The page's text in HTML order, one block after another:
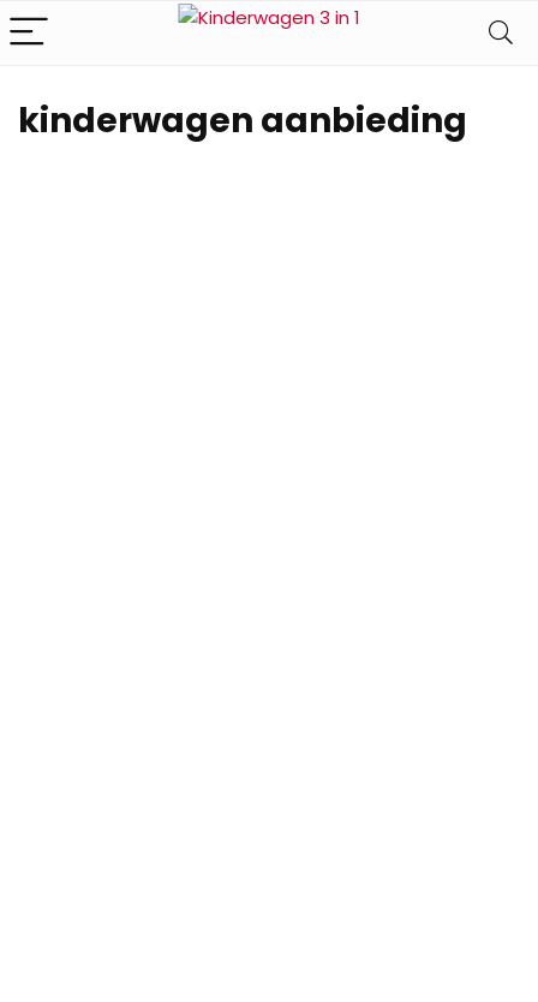
kinderwagen aanbieding